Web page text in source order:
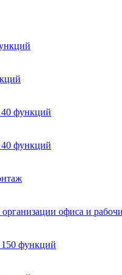
40 функций
40 функций
офиса и
150 функций